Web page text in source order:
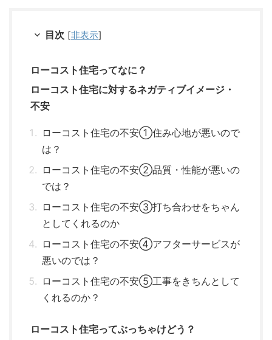
目次 [非表示]
ローコスト住宅ってなに？
ローコスト住宅に対するネガティブイメージ・
不安
ローコスト住宅の不安①住み心地が悪いので
は？
ローコスト住宅の不安②品質・性能が悪いの
では？
ローコスト住宅の不安③打ち合わせをちゃん
としてくれるのか
ローコスト住宅の不安④アフターサービスが
悪いのでは？
ローコスト住宅の不安⑤工事をきちんとして
くれるのか？
ローコスト住宅ってぶっちゃけどう？